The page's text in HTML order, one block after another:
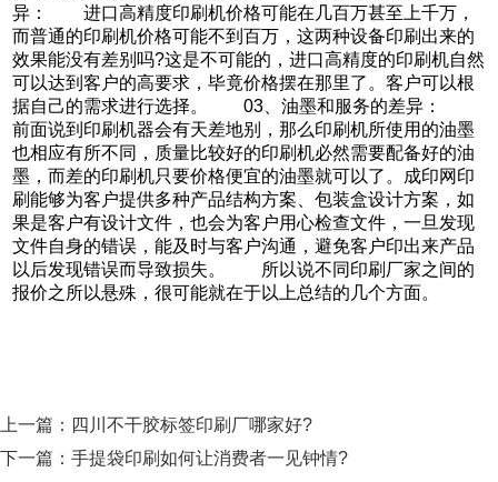
异： 进口高精度印刷机价格可能在几百万甚至上千万，
而普通的印刷机价格可能不到百万，这两种设备印刷出来的
效果能没有差别吗?这是不可能的，进口高精度的印刷机自然
可以达到客户的高要求，毕竟价格摆在那里了。客户可以根
据自己的需求进行选择。 03、油墨和服务的差异：
前面说到印刷机器会有天差地别，那么印刷机所使用的油墨
也相应有所不同，质量比较好的印刷机必然需要配备好的油
墨，而差的印刷机只要价格便宜的油墨就可以了。成印网印
刷能够为客户提供多种产品结构方案、包装盒设计方案，如
果是客户有设计文件，也会为客户用心检查文件，一旦发现
文件自身的错误，能及时与客户沟通，避免客户印出来产品
以后发现错误而导致损失。 所以说不同印刷厂家之间的
报价之所以悬殊，很可能就在于以上总结的几个方面。
上一篇： 四川不干胶标签印刷厂哪家好?
下一篇： 手提袋印刷如何让消费者一见钟情?